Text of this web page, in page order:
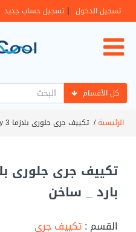
تسجيل الدخول | تسجيل حساب جديد
كل الأقسام
الرئيسية/تكييف جرى جلورى بلازما Glory 3 حصان بارد _ ساخن
بارد _ ساخن
القسم :تكييف جري